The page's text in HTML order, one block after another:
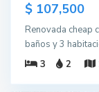
$ 107,500
Renovada cheap
baños y 3
3
2